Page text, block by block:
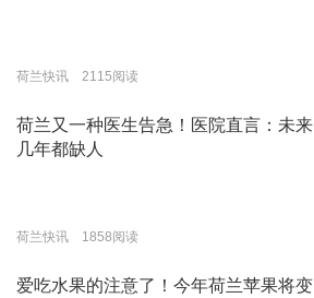
荷兰快讯 2115阅读
荷兰又一种医生告急！医院直言：未来
几年都缺人
荷兰快讯 1858阅读
爱吃水果的注意了！今年荷兰苹果将变